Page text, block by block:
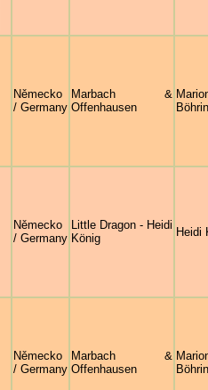
Německo
/ Germany
Marbach &
Offenhausen
Německo
/ Germany
Little Dragon - Heidi
König
Heidi
Německo
/ Germany
Marbach &
Offenhausen